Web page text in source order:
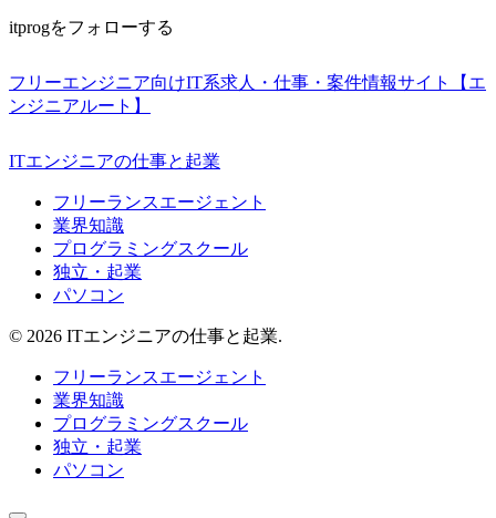
itprogをフォローする
フリーエンジニア向けIT系求人・仕事・案件情報サイト【エ
ンジニアルート】
ITエンジニアの仕事と起業
フリーランスエージェント
業界知識
プログラミングスクール
独立・起業
パソコン
© 2026 ITエンジニアの仕事と起業.
フリーランスエージェント
業界知識
プログラミングスクール
独立・起業
パソコン